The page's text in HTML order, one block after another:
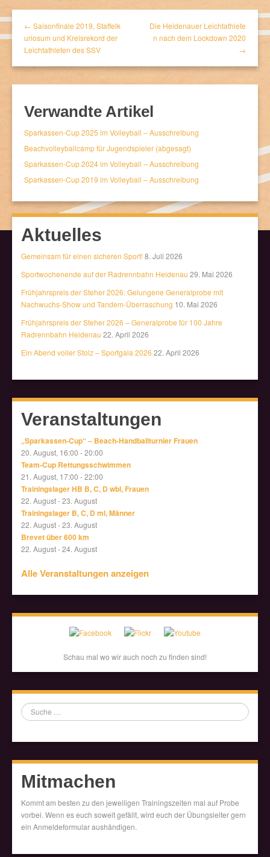
← Saisonfinale 2019, Staffelk
uriosum und Kreisrekord der
Leichtathleten des SSV
Die Heidenauer Leichtathlete
n nach dem Lockdown 2020
→
Verwandte Artikel
Sparkassen-Cup 2025 im Volleyball – Ausschreibung
Beachvolleyballcamp für Jugendspieler (abgesagt)
Sparkassen-Cup 2024 im Volleyball – Ausschreibung
Sparkassen-Cup 2019 im Volleyball – Ausschreibung
Aktuelles
Gemeinsam für einen sicheren Sport!8. Juli 2026
Sportwochenende auf der Radrennbahn Heidenau 29. Mai 2026
Frühjahrspreis der Steher 2026: Gelungene Generalprobe mit
Nachwuchs-Show und Tandem-Überraschung 10. Mai 2026
Frühjahrspreis der Steher 2026 – Generalprobe für 100 Jahre
Radrennbahn Heidenau 22. April 2026
Ein Abend voller Stolz – Sportgala 2026 22. April 2026
Veranstaltungen
„Sparkassen-Cup“ – Beach-Handballturnier Frauen
20. August, 16:00 -20:00
Team-Cup Rettungsschwimmen
21. August, 17:00 -22:00
Trainingslager HB B, C, D wbl, Frauen
22. August-23. August
Trainingslager B, C, D ml, Männer
22. August-23. August
Brevet über 600 km
22. August-24. August
Alle Veranstaltungen anzeigen
Schau mal wo wir auch noch zu finden sind!
Suche
Mitmachen
Kommt am besten zu den jeweiligen Trainingszeiten mal auf Probe
vorbei. Wenn es euch soweit gefällt, wird euch der Übungsleiter gern
ein Anmeldeformular aushändigen.